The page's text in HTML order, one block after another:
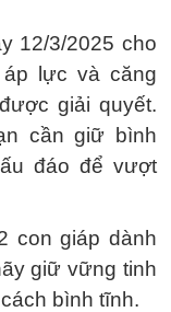
12/3/2025 cho
lực và căng
giải quyết.
cần giữ bình
đáo để vượt
con giáp dành
giữ vững tinh
bình tĩnh.